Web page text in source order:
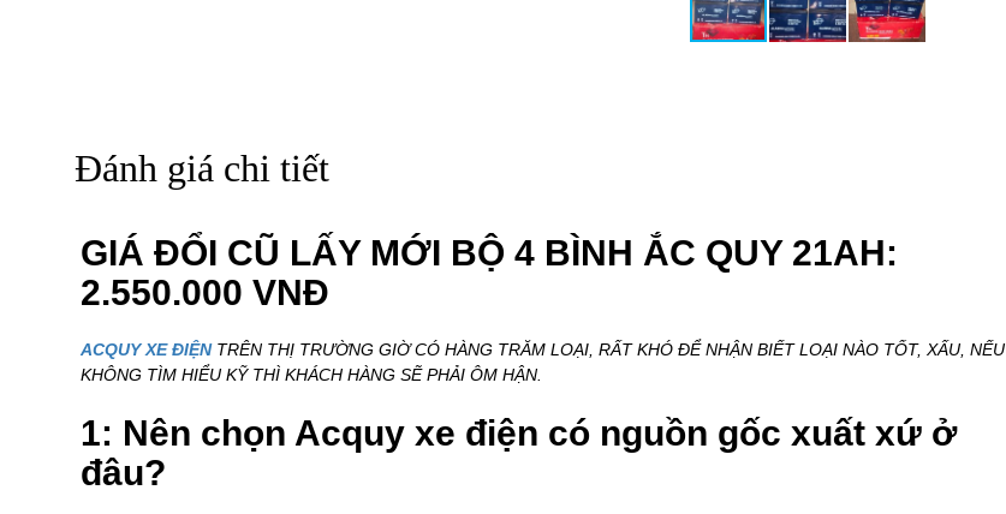
Đánh giá chi tiết
GIÁ ĐỔI CŨ LẤY MỚI BỘ 4 BÌNH ẮC QUY 21AH:
2.550.000 VNĐ
ACQUY XE ĐIỆNTRÊN THỊ TRƯỜNG GIỜ CÓ HÀNG TRĂM LOẠI, RẤT KHÓ ĐỂ NHẬN BIẾT LOẠI NÀO TỐT, XẤU, NẾU
KHÔNG TÌM HIỂU KỸ THÌ KHÁCH HÀNG SẼ PHẢI ÔM HẬN.
1: Nên chọn Acquy xe điện có nguồn gốc xuất xứ ở
đâu?